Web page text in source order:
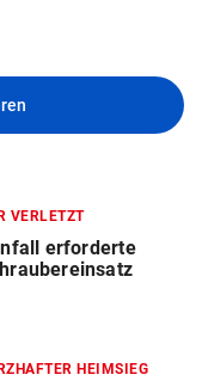
VERLETZT
erforderte
HEIMSIEG